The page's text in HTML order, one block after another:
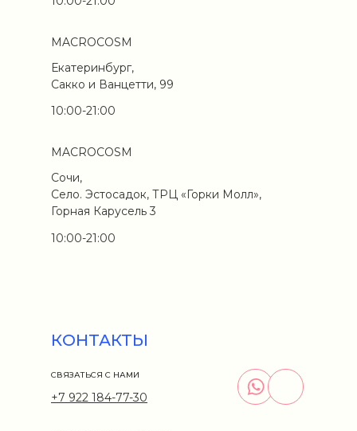
10:00-21:00
Сочи,
Село. Эстосадок, ТРЦ «Горки Молл»,
Горная Карусель 3
10:00-21:00
Екатеринбург,
Сакко и Ванцетти, 99
MACROCOSM
MACROCOSM
КОНТАКТЫ
+7 922 184-77-30
СВЯЗАТЬСЯ С НАМИ